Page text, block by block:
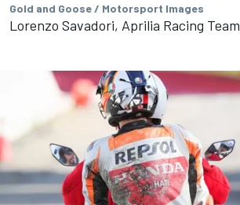
Gold and Goose / Motorsport Images
Lorenzo Savadori, Aprilia Racing Team